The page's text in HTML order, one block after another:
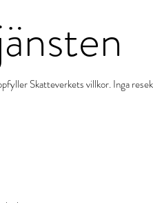
Skatteverkets villkor. Inga